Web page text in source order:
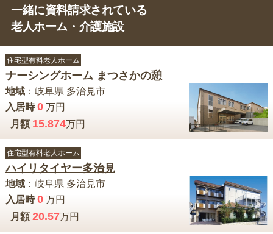
一緒に資料請求されている
老人ホーム・介護施設
住宅型有料老人ホーム
ナーシングホーム まつさかの憩
地域： 岐阜県 多治見市
入居時 0万円
月額 15.874万円
住宅型有料老人ホーム
ハイリタイヤー多治見
地域： 岐阜県 多治見市
入居時 0万円
月額 20.57万円